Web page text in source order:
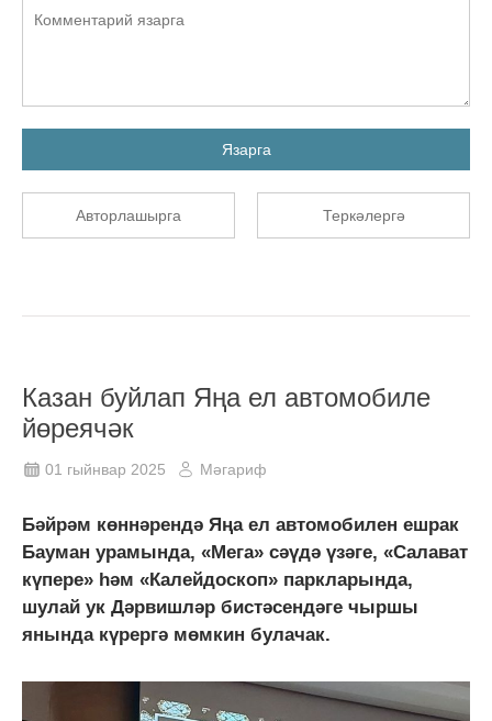
Язарга
Авторлашырга Теркәлергә
Казан буйлап Яңа ел автомобиле
йөреячәк
01 гыйнвар 2025 Мәгариф
Бәйрәм көннәрендә Яңа ел автомобилен ешрак
Бауман урамында, «Мега» сәүдә үзәге, «Салават
күпере» һәм «Калейдоскоп» паркларында,
шулай ук Дәрвишләр бистәсендәге чыршы
янында күрергә мөмкин булачак.